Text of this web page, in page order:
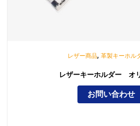
レザー商品, 革製キーホル
レザーキーホルダー オ
お問い合わせ